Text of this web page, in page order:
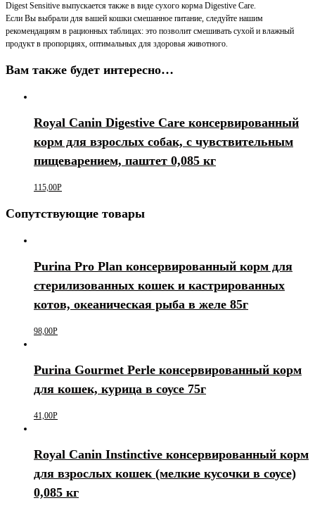
Digest Sensitive выпускается также в виде сухого корма Digestive Care.
Если Вы выбрали для вашей кошки смешанное питание, следуйте нашим
рекомендациям в рационных таблицах: это позволит смешивать сухой и влажный
продукт в пропорциях, оптимальных для здоровья животного.
Вам также будет интересно…
Royal Canin Digestive Care консервированный
корм для взрослых собак, с чувствительным
пищеварением, паштет 0,085 кг
115,00Р
Сопутствующие товары
Purina Pro Plan консервированный корм для
стерилизованных кошек и кастрированных
котов, океаническая рыба в желе 85г
98,00Р
Purina Gourmet Perle консервированный корм
для кошек, курица в соусе 75г
41,00Р
Royal Canin Instinctive консервированный корм
для взрослых кошек (мелкие кусочки в соусе)
0,085 кг